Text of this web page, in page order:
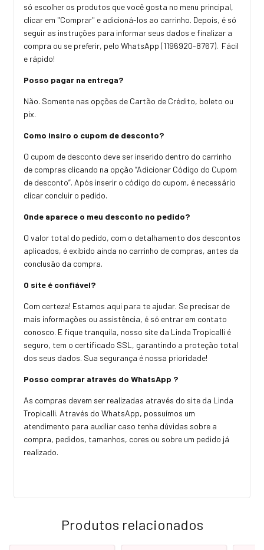
só escolher os produtos que você gosta no menu principal,
clicar em "Comprar" e adicioná-los ao carrinho. Depois, é só
seguir as instruções para informar seus dados e finalizar a
compra ou se preferir, pelo WhatsApp (1196920-8767). Fácil
e rápido!
Posso pagar na entrega?
Não. Somente nas opções de Cartão de Crédito, boleto ou
pix.
Como insiro o cupom de desconto?
O cupom de desconto deve ser inserido dentro do carrinho
de compras clicando na opção “Adicionar Código do Cupom
de desconto”. Após inserir o código do cupom, é necessário
clicar concluir o pedido.
Onde aparece o meu desconto no pedido?
O valor total do pedido, com o detalhamento dos descontos
aplicados, é exibido ainda no carrinho de compras, antes da
conclusão da compra.
O site é confiável?
Com certeza! Estamos aqui para te ajudar. Se precisar de
mais informações ou assistência, é só entrar em contato
conosco. E fique tranquila, nosso site da Linda Tropicalli é
seguro, tem o certificado SSL, garantindo a proteção total
dos seus dados. Sua segurança é nossa prioridade!
Posso comprar através do WhatsApp ?
As compras devem ser realizadas através do site da Linda
Tropicalli. Através do WhatsApp, possuímos um
atendimento para auxiliar caso tenha dúvidas sobre a
compra, pedidos, tamanhos, cores ou sobre um pedido já
realizado.
Produtos relacionados